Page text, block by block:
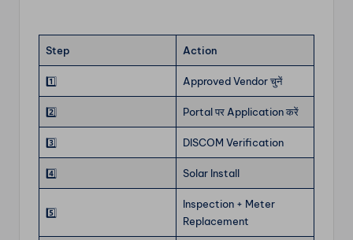
Step Action
1️⃣ Approved Vendor चुनें
2️⃣ Portal पर Application करें
3️⃣ DISCOM Verification
4️⃣ Solar Install
5️⃣
Inspection + Meter
Replacement